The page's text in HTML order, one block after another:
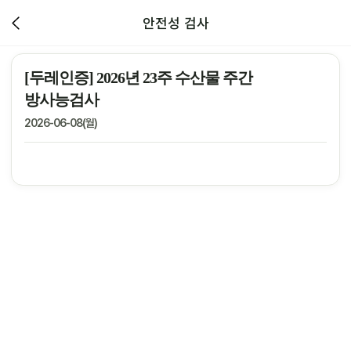
안전성 검사
[두레인증] 2026년 23주 수산물 주간
방사능검사
2026-06-08(월)